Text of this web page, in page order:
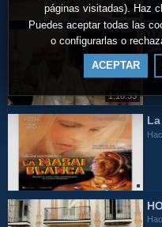
páginas visitadas). Haz
Puedes aceptar todas las
o configurarlas o
ACEPTAR
09:05
1:18:33